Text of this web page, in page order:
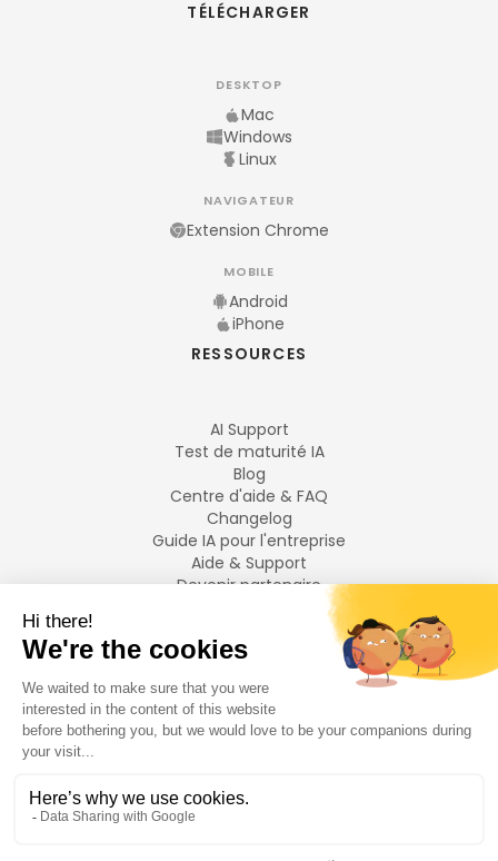
TÉLÉCHARGER
DESKTOP
Mac
Windows
Linux
NAVIGATEUR
Extension Chrome
MOBILE
Android
iPhone
RESSOURCES
AI Support
Test de maturité IA
Blog
Centre d'aide & FAQ
Changelog
Guide IA pour l'entreprise
Aide & Support
Devenir partenaire
LANGUES
Français
English